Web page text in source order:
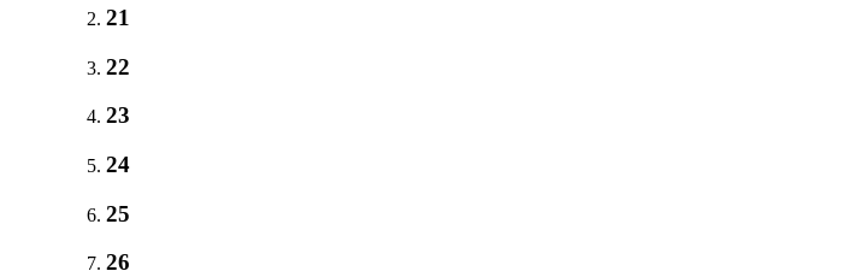
21
22
23
24
25
26